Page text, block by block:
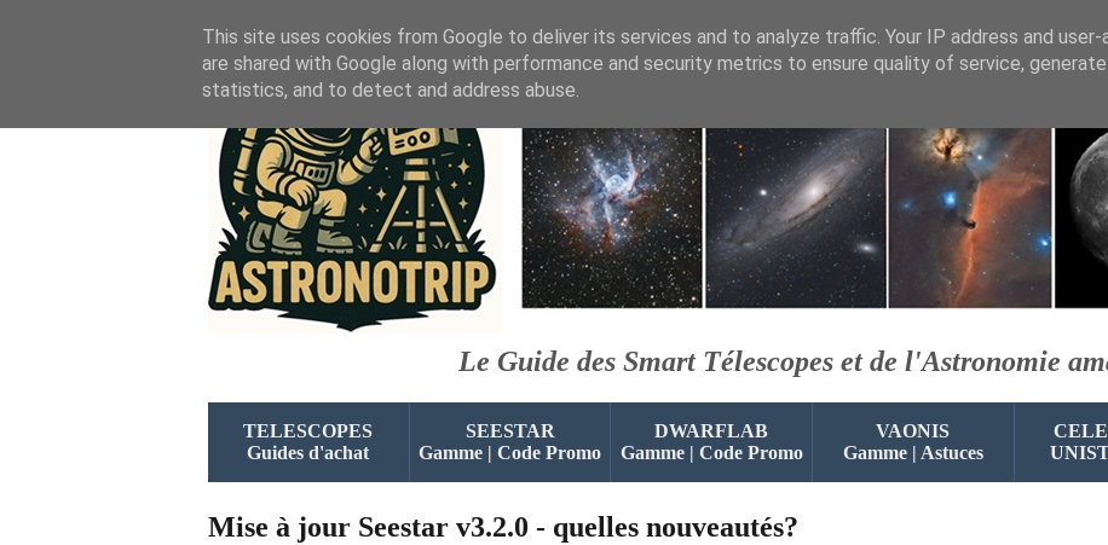
Le Guide des Smart Télescopes et de l'Astronomie
TELESCOPES
Guides d'achat
SEESTAR
Gamme | Code Promo
DWARFLAB
Gamme | Code Promo
VAONIS
Gamme | Astuces
Mise à jour Seestar v3.2.0 - quelles nouveautés?
This site uses cookies from Google to deliver its services and to analyze traffic. Your IP address and user-
are shared with Google along with performance and security metrics to ensure quality of service,
statistics, and to detect and address abuse.